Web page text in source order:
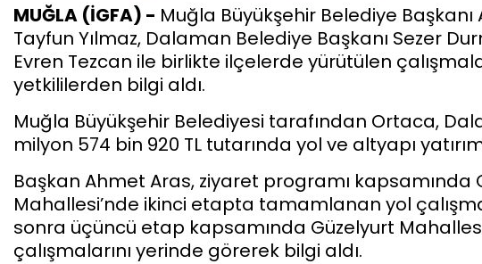
MUĞLA (İGFA) - Muğla Büyükşehir Belediye
Tayfun Yılmaz, Dalaman Belediye Başkanı Sezer
Evren Tezcan ile birlikte ilçelerde yürütülen
yetkililerden bilgi aldı.
Muğla Büyükşehir Belediyesi tarafından Ortaca,
milyon 574 bin 920 TL tutarında yol ve altyapı
Başkan Ahmet Aras, ziyaret programı kapsamında
Mahallesi’nde ikinci etapta tamamlanan yol
sonra üçüncü etap kapsamında Güzelyurt
çalışmalarını yerinde görerek bilgi aldı.